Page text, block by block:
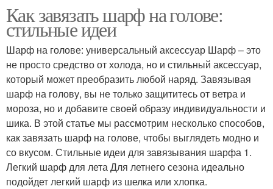
Как завязать шарф на голове:
стильные идеи
Шарф на голове: универсальный аксессуар Шарф – это
не просто средство от холода, но и стильный аксессуар,
который может преобразить любой наряд. Завязывая
шарф на голову, вы не только защититесь от ветра и
мороза, но и добавите своей образу индивидуальности и
шика. В этой статье мы рассмотрим несколько способов,
как завязать шарф на голове, чтобы выглядеть модно и
со вкусом. Стильные идеи для завязывания шарфа 1.
Легкий шарф для лета Для летнего сезона идеально
подойдет легкий шарф из шелка или хлопка.